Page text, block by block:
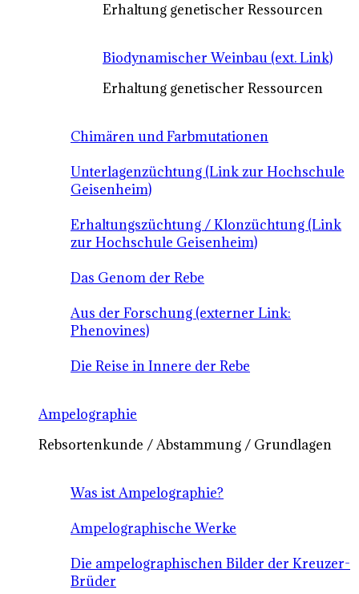
Erhaltung genetischer Ressourcen
Biodynamischer Weinbau (ext. Link)
Erhaltung genetischer Ressourcen
Chimären und Farbmutationen
Unterlagenzüchtung (Link zur Hochschule
Geisenheim)
Erhaltungszüchtung / Klonzüchtung (Link
zur Hochschule Geisenheim)
Das Genom der Rebe
Aus der Forschung (externer Link:
Phenovines)
Die Reise in Innere der Rebe
Ampelographie
Rebsortenkunde / Abstammung / Grundlagen
Was ist Ampelographie?
Ampelographische Werke
Die ampelographischen Bilder der Kreuzer-
Brüder